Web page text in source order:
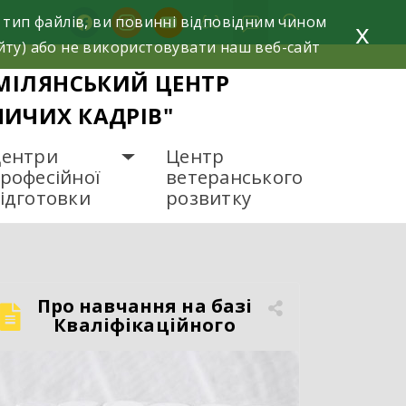
facebookinstagramyoutube
ЦЕНТР
КАДРІВ"
Центр
ветеранського
розвитку
Про навчання на базі
Кваліфікаційного
центру
файлів, ви повинні відповідним чином
або не використовувати наш веб-сайт
x